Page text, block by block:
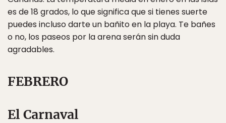
es de 18 grados, lo que significa que si tienes suerte
puedes incluso darte un bañito en la playa. Te bañes
o no, los paseos por la arena serán sin duda
agradables.
FEBRERO
El Carnaval